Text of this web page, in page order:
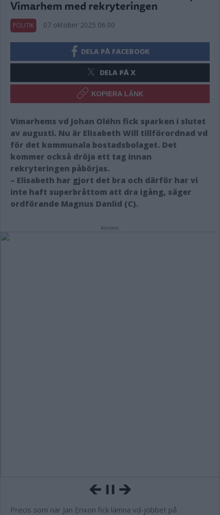
Vimarhem med rekryteringen
POLITIK 07 oktober 2025 06.00
DELA PÅ FACEBOOK
DELA PÅ X
KOPIERA LÄNK
Vimarhems vd Johan Oléhn fick sparken i slutet
av augusti. Nu är Elisabeth Will tillförordnad vd
för det kommunala bostadsbolaget. Det
kommer också dröja ett tag innan
rekryteringen påbörjas.
– Elisabeth har gjort det bra och därför har vi
inte haft superbråttom att dra igång, säger
ordförande Magnus Danlid (C).
Annons:
Precis som när Jan Erixon fick lämna vd-jobbet på